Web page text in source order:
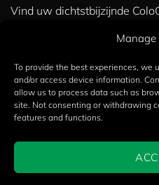
Manage
To provide the best experiences, we
and/or access device information.
allow us to process data such as
site. Not consenting or withdrawing
features and functions.
Vind uw dichtstbijzijnde
Copyright
English(Engels
Español(Spaans) Italiano(